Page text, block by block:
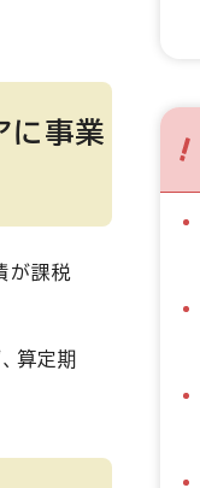
に事業
が課税
算定期